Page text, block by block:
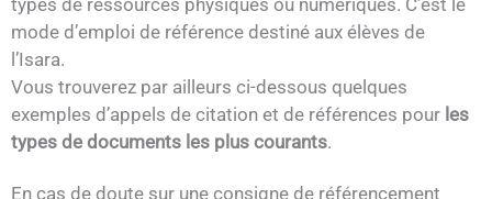
types de ressources physiques ou numériques. C’est le
mode d’emploi de référence destiné aux élèves de
l’Isara.
Vous trouverez par ailleurs ci-dessous quelques
exemples d’appels de citation et de références pour les
types de documents les plus courants.
En cas de doute sur une consigne de référencement